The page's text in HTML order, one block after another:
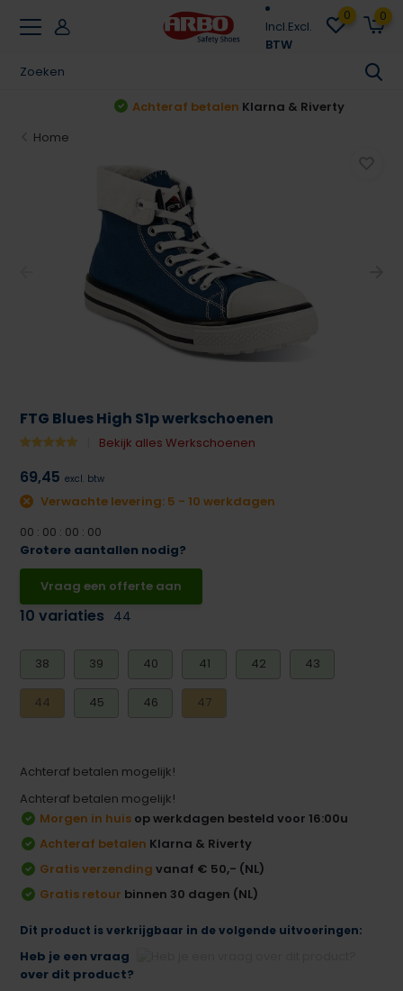
Incl.Excl.
BTW
0 0
Achteraf betalenKlarna & Riverty
Home
FTG Blues High S1p werkschoenen
Bekijk alles Werkschoenen
69,45 excl. btw
Verwachte levering: 5 - 10 werkdagen
00 : 00 : 00 : 00
Grotere aantallen nodig?
Vraag een offerte aan
10 variaties 44
38 39 40 41 42 43
44 45 46 47
Achteraf betalen mogelijk!
Achteraf betalen mogelijk!
Morgen in huis op werkdagen besteld voor 16:00u
Achteraf betalen Klarna & Riverty
Gratis verzending vanaf € 50,- (NL)
Gratis retour binnen 30 dagen (NL)
Dit product is verkrijgbaar in de volgende uitvoeringen:
Heb je een vraag
over dit product?